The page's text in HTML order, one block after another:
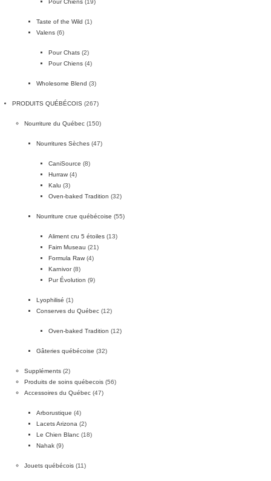
Pour Chiens (19)
Taste of the Wild (1)
Valens (6)
Pour Chats (2)
Pour Chiens (4)
Wholesome Blend (3)
PRODUITS QUÉBÉCOIS (267)
Nourriture du Québec (150)
Nourritures Sèches (47)
CaniSource (8)
Hurraw (4)
Kalu (3)
Oven-baked Tradition (32)
Nourriture crue québécoise (55)
Aliment cru 5 étoiles (13)
Faim Museau (21)
Formula Raw (4)
Karnivor (8)
Pur Évolution (9)
Lyophilisé (1)
Conserves du Québec (12)
Oven-baked Tradition (12)
Gâteries québécoise (32)
Suppléments (2)
Produits de soins québecois (56)
Accessoires du Québec (47)
Arborustique (4)
Lacets Arizona (2)
Le Chien Blanc (18)
Nahak (9)
Jouets québécois (11)